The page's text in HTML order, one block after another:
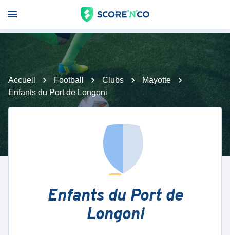
Accueil Football Clubs
Mayotte
Enfants du Port de Longoni
Enfants du Port de
Longoni